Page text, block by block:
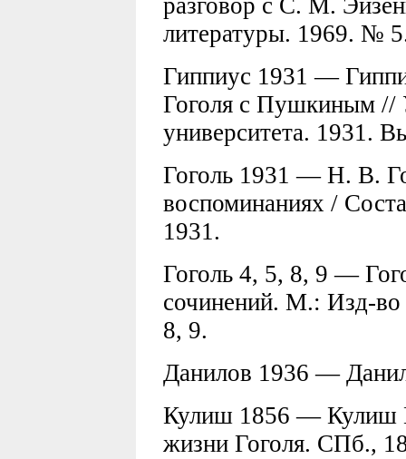
разговор с С. М.
литературы. 1969. №
Гиппиус 1931 —
Гоголя с Пушкиным //
университета. 1931.
Гоголь 1931 — Н. В.
воспоминаниях /
1931.
Гоголь 4, 5, 8, 9 —
сочинений. М.: Изд-
8, 9.
Данилов 1936 —
Кулиш 1856 — Кулиш
жизни Гоголя. СПб.,